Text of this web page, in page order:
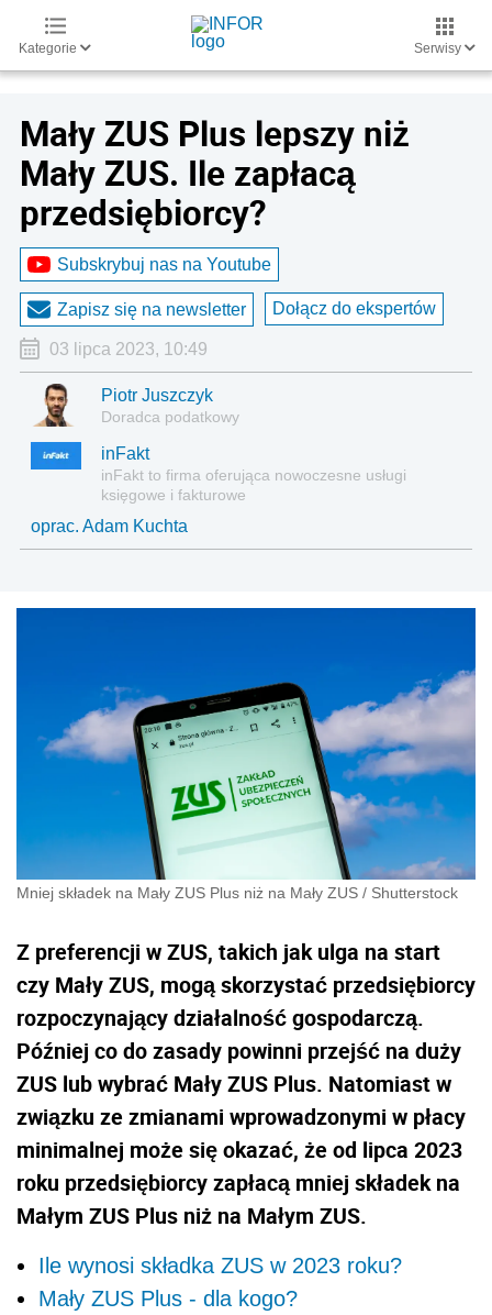
Kategorie Serwisy
Mały ZUS Plus lepszy niż
Mały ZUS. Ile zapłacą
przedsiębiorcy?
Subskrybuj nas na Youtube
Zapisz się na newsletter Dołącz do ekspertów
03 lipca 2023, 10:49
Piotr Juszczyk
Doradca podatkowy
inFakt
inFakt to firma oferująca nowoczesne usługi
księgowe i fakturowe
oprac. Adam Kuchta
Mniej składek na Mały ZUS Plus niż na Mały ZUS / Shutterstock
Z preferencji w ZUS, takich jak ulga na start
czy Mały ZUS, mogą skorzystać przedsiębiorcy
rozpoczynający działalność gospodarczą.
Później co do zasady powinni przejść na duży
ZUS lub wybrać Mały ZUS Plus. Natomiast w
związku ze zmianami wprowadzonymi w płacy
minimalnej może się okazać, że od lipca 2023
roku przedsiębiorcy zapłacą mniej składek na
Małym ZUS Plus niż na Małym ZUS.
Ile wynosi składka ZUS w 2023 roku?
Mały ZUS Plus - dla kogo?